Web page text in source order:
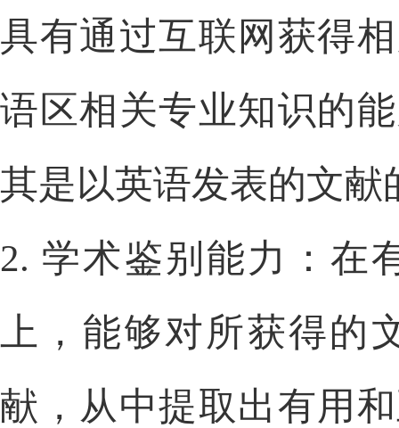
具有通过互联网获得
语区相关专业知识的
其是以英语发表的文献
2. 学术鉴别能力：在
上，能够对所获得
献，从中提取出有用